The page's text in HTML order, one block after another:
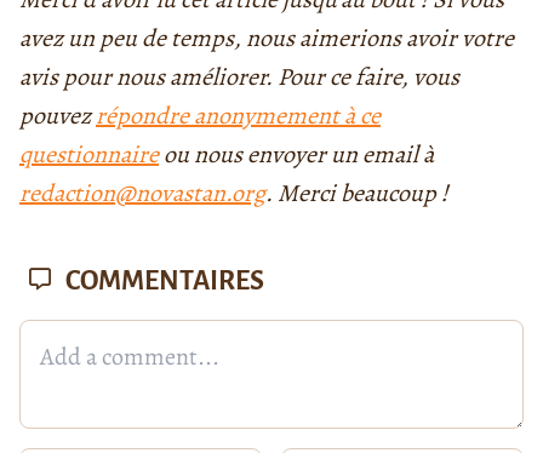
avez un peu de temps, nous aimerions avoir votre
avis pour nous améliorer. Pour ce faire, vous
pouvezrépondre anonymement à ce
questionnaireou nous envoyer un email à
redaction@novastan.org. Merci beaucoup !
COMMENTAIRES